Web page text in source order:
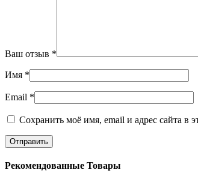
Ваш отзыв *
Имя *
Email *
Сохранить моё имя, email и адрес сайта в
Рекомендованные Товары